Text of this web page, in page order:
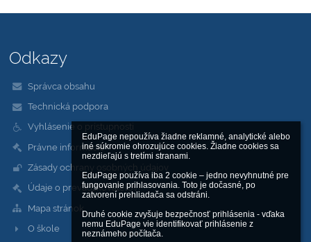
EduPage nepoužíva žiadne reklamné, analytické alebo
iné súkromie ohrozujúce cookies. Žiadne cookies sa
nezdieľajú s tretími stranami.
EduPage používa iba 2 cookie – jedno nevyhnutné pre
fungovanie prihlasovania. Toto je dočasné, po
zatvorení prehliadača sa odstráni.
Druhé cookie zvyšuje bezpečnosť prihlásenia - vďaka
nemu EduPage vie identifikovať prihlásenie z
neznámeho počítača.
Odkazy
Správca obsahu
Technická podpora
Vyhlásenie o prístupnosti
Právne informácie
Zásady ochrany osobných údajov
Údaje o prevádzkovateľovi
Mapa stránok
O škole